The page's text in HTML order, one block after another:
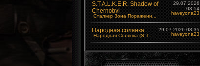
S.T.A.L.K.E.R. Shadow of
Chernobyl
Сталкер Зона Поражени...
29.07.2026
08:54
haveyona23
Народная солянка
Народная Солянка (S.T...
29.07.2026 08:35
haveyona23